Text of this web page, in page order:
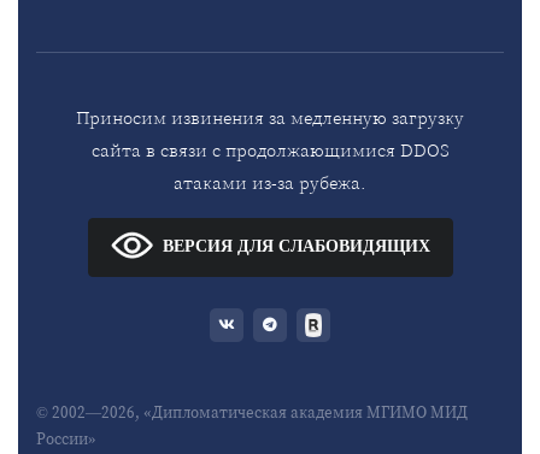
Приносим извинения за медленную загрузку
сайта в связи с продолжающимися DDOS
атаками из-за рубежа.
ВЕРСИЯ ДЛЯ СЛАБОВИДЯЩИХ
© 2002—2026, «Дипломатическая академия МГИМО МИД
России»